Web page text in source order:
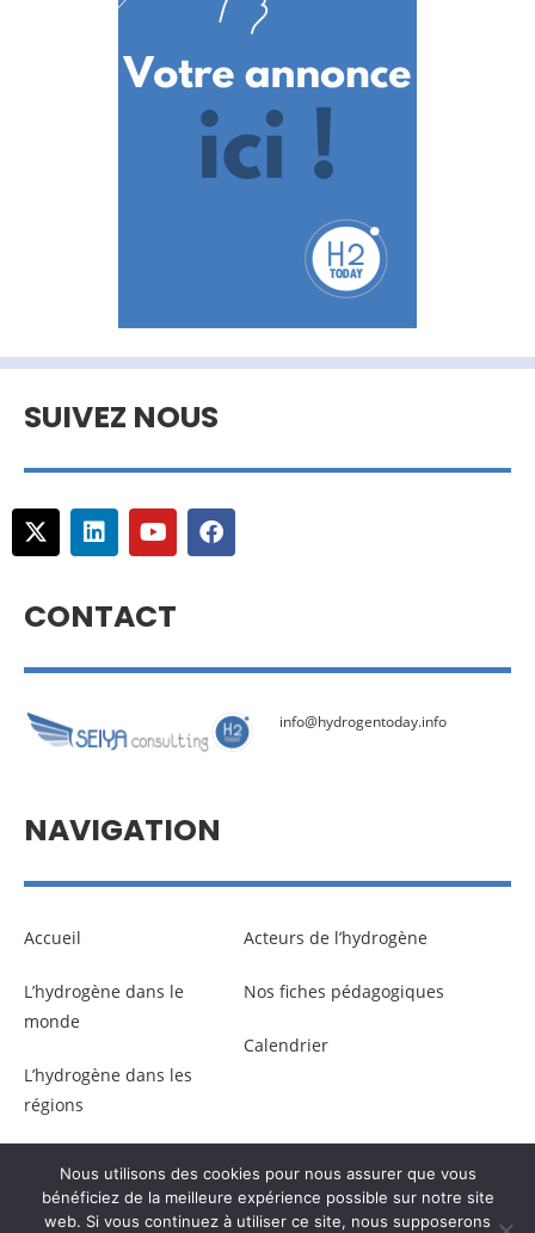
SUIVEZ NOUS
CONTACT
info@hydrogentoday.info
NAVIGATION
Accueil
L’hydrogène dans le
monde
L’hydrogène dans les
régions
Acteurs de l’hydrogène
Nos fiches pédagogiques
Calendrier
© Copyright –Communicaweb 2026
Nous utilisons des cookies pour nous assurer que vous
bénéficiez de la meilleure expérience possible sur notre site
web. Si vous continuez à utiliser ce site, nous supposerons